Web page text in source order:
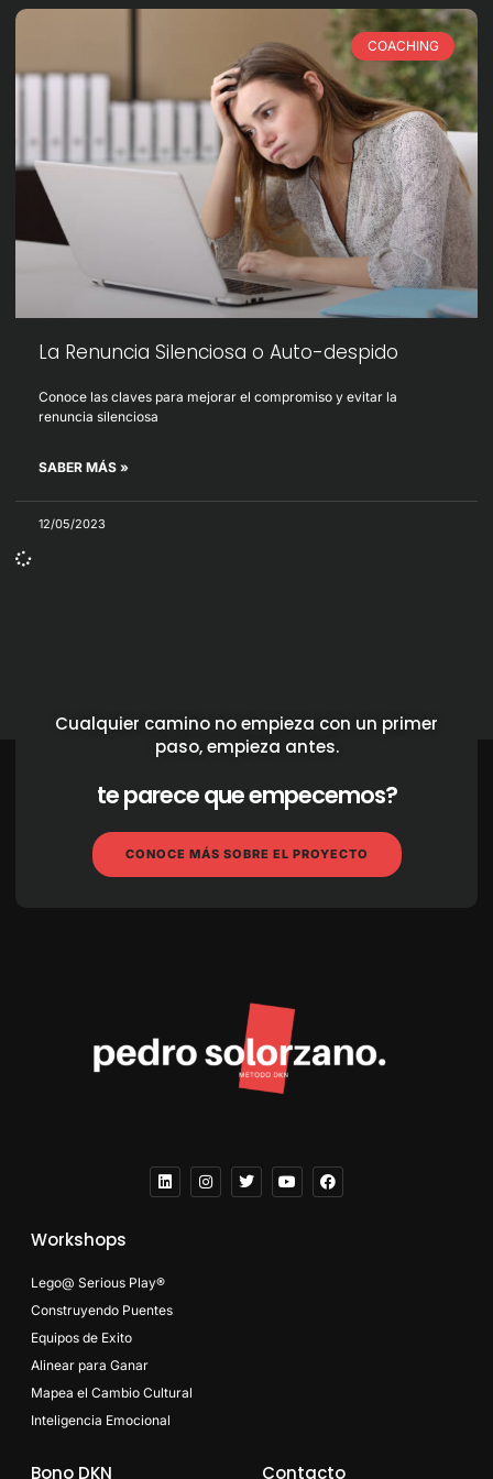
COACHING
La Renuncia Silenciosa o Auto-despido
Conoce las claves para mejorar el compromiso y evitar la
renuncia silenciosa
SABER MÁS »
12/05/2023
Cualquier camino no empieza con un primer
paso, empieza antes.
te parece que empecemos?
CONOCE MÁS SOBRE EL PROYECTO
Workshops
Lego@ Serious Play®
Construyendo Puentes
Equipos de Exito
Alinear para Ganar
Mapea el Cambio Cultural
Inteligencia Emocional
Bono DKN Contacto